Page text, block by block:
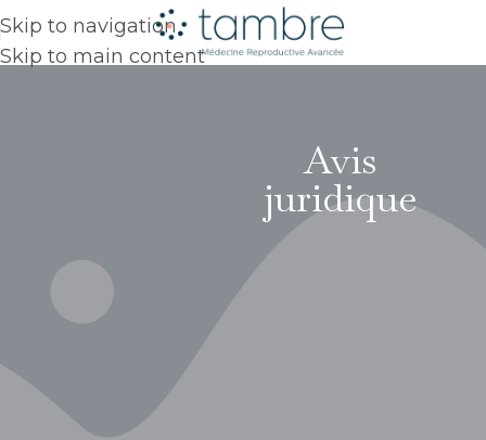
Skip to navigation
Skip to main content
Avis
juridique